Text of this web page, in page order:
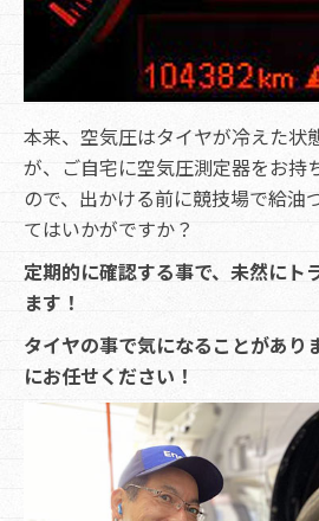
本来、空気圧はタイヤが冷えた状
が、ご自宅に空気圧測定器をお持
ので、出かける前に競技場で給油
てはいかがですか？
定期的に確認する事で、未然にト
ます！
タイヤの事で気になることがあり
にお任せください！